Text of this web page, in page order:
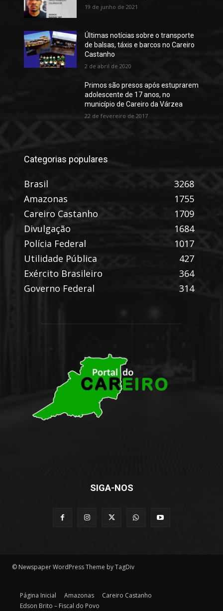
19 de junho de 2021
Últimas notícias sobre o transporte
de balsas, táxis e barcos no Careiro
Castanho
2 de abril de 2020
Primos são presos após estuprarem
adolescente de 17 anos, no
município de Careiro da Várzea
22 de fevereiro de 2017
Categorias populares
Brasil
3268
Amazonas
1755
Careiro Castanho
1709
Divulgação
1684
Polícia Federal
1017
Utilidade Pública
427
Exército Brasileiro
364
Governo Federal
314
SIGA-NOS
© Newspaper WordPress Theme by TagDiv
Página Inicial Amazonas
Careiro Castanho
Edson Brito – Fiscal do Povo